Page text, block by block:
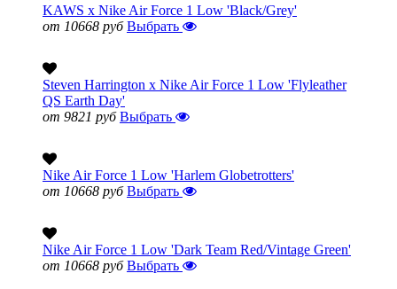
KAWS x Nike Air Force 1 Low 'Black/Grey'
от 10668 руб Выбрать
Steven Harrington x Nike Air Force 1 Low 'Flyleather
QS Earth Day'
от 9821 руб Выбрать
Nike Air Force 1 Low 'Harlem Globetrotters'
от 10668 руб Выбрать
Nike Air Force 1 Low 'Dark Team Red/Vintage Green'
от 10668 руб Выбрать